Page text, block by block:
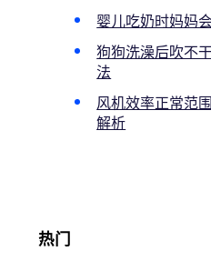
婴儿吃奶时妈妈
狗狗洗澡后吹不
法
风机效率正常范
解析
热门